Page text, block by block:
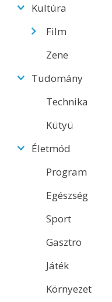
Kultúra
Film
Zene
Tudomány
Technika
Kütyü
Életmód
Program
Egészség
Sport
Gasztro
Játék
Környezet